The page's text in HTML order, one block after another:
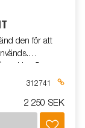
den för att
Satsen
modell
312741
2 250 SEK